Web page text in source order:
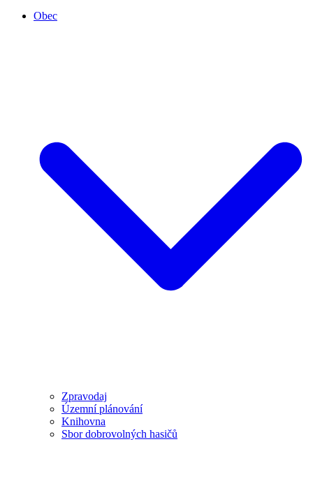
Obec
Zpravodaj
Územní plánování
Knihovna
Sbor dobrovolných hasičů